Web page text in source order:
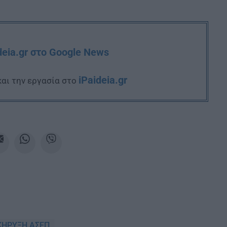
στο Google News
την εργασία στο iPaideia.gr